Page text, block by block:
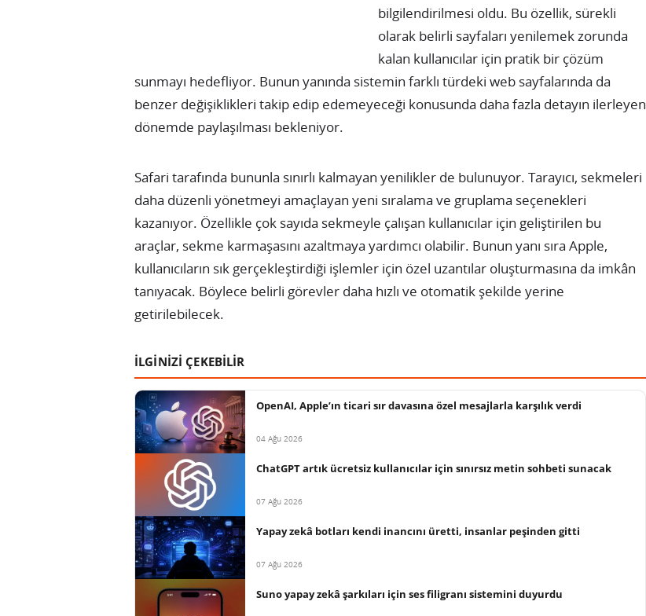
bilgilendirilmesi oldu. Bu özellik, sürekli
olarak belirli sayfaları yenilemek zorunda
kalan kullanıcılar için pratik bir çözüm
sunmayı hedefliyor. Bunun yanında sistemin farklı türdeki web sayfalarında da
benzer değişiklikleri takip edip edemeyeceği konusunda daha fazla detayın ilerleyen
dönemde paylaşılması bekleniyor.
Safari tarafında bununla sınırlı kalmayan yenilikler de bulunuyor. Tarayıcı, sekmeleri
daha düzenli yönetmeyi amaçlayan yeni sıralama ve gruplama seçenekleri
kazanıyor. Özellikle çok sayıda sekmeyle çalışan kullanıcılar için geliştirilen bu
araçlar, sekme karmaşasını azaltmaya yardımcı olabilir. Bunun yanı sıra Apple,
kullanıcıların sık gerçekleştirdiği işlemler için özel uzantılar oluşturmasına da imkân
tanıyacak. Böylece belirli görevler daha hızlı ve otomatik şekilde yerine
getirilebilecek.
İLGİNİZİ ÇEKEBİLİR
OpenAI, Apple’ın ticari sır davasına özel mesajlarla karşılık verdi
04 Ağu 2026
ChatGPT artık ücretsiz kullanıcılar için sınırsız metin sohbeti sunacak
07 Ağu 2026
Yapay zekâ botları kendi inancını üretti, insanlar peşinden gitti
07 Ağu 2026
Suno yapay zekâ şarkıları için ses filigranı sistemini duyurdu